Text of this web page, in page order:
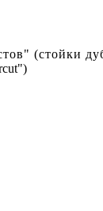
(стойки